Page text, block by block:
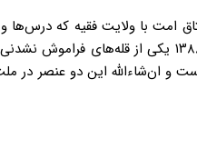
امت با ولایت فقیه که درس‌ها
نسل‌های بعدی منتقل گردد، معتقد است حماسه تاریخی و
و ان‌شاءالله این دو عنصر در